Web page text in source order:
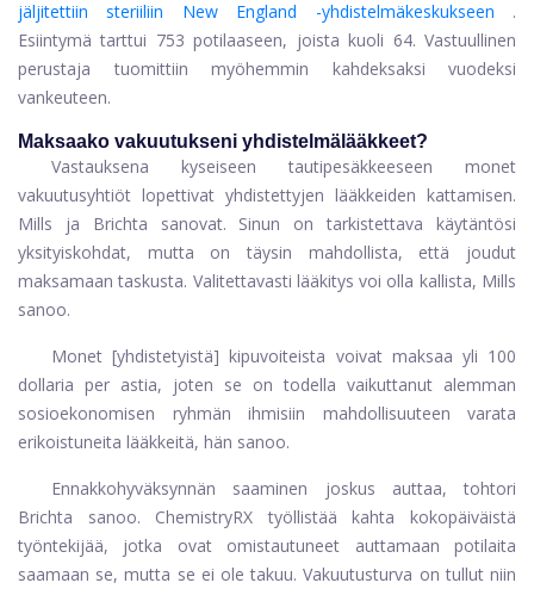
jäljitettiin steriiliin New England -yhdistelmäkeskukseen
.
Esiintymä tarttui 753 potilaaseen, joista kuoli 64. Vastuullinen
perustaja tuomittiin myöhemmin kahdeksaksi vuodeksi
vankeuteen.
Maksaako vakuutukseni yhdistelmälääkkeet?
Vastauksena kyseiseen tautipesäkkeeseen monet
vakuutusyhtiöt lopettivat yhdistettyjen lääkkeiden kattamisen.
Mills ja Brichta sanovat. Sinun on tarkistettava käytäntösi
yksityiskohdat, mutta on täysin mahdollista, että joudut
maksamaan taskusta. Valitettavasti lääkitys voi olla kallista, Mills
sanoo.
Monet [yhdistetyistä] kipuvoiteista voivat maksaa yli 100
dollaria per astia, joten se on todella vaikuttanut alemman
sosioekonomisen ryhmän ihmisiin mahdollisuuteen varata
erikoistuneita lääkkeitä, hän sanoo.
Ennakkohyväksynnän saaminen joskus auttaa, tohtori
Brichta sanoo. ChemistryRX työllistää kahta kokopäiväistä
työntekijää, jotka ovat omistautuneet auttamaan potilaita
saamaan se, mutta se ei ole takuu. Vakuutusturva on tullut niin